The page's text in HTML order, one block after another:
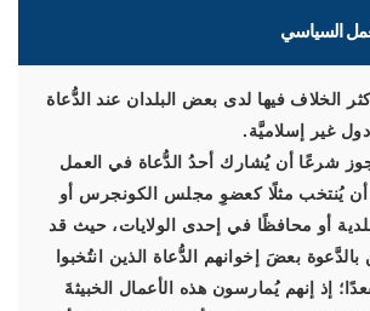
السياسي
الخلاف فيها لدى بعض البلدان عند الدُّعاة
غير إسلاميَّة.
شرعًا أن يُشارك أحدُ الدُّعاة في العمل
أن يُنتخب مثلًا كعضوِ مجلس الكونجرس أو
أو محافظًا في إحدى الولايات، حيث قد
بالدَّعوة بعضَ إخوانهم الدُّعاة الذين انتُخبوا
إذ إنهم يُمارسون هذه الأعمال الخبيثةَ